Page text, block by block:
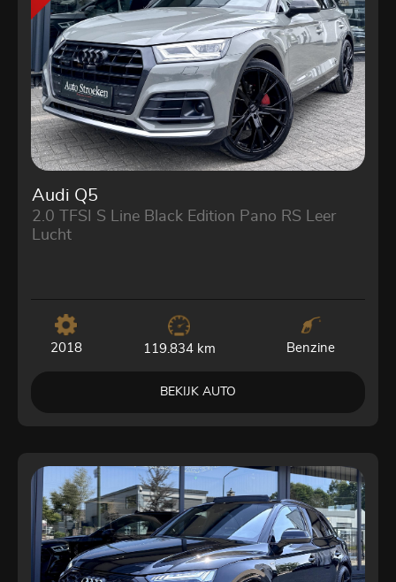
Audi Q5
2.0 TFSI S Line Black Edition Pano RS Leer
Lucht
2018 119.834 km Benzine
BEKIJK AUTO